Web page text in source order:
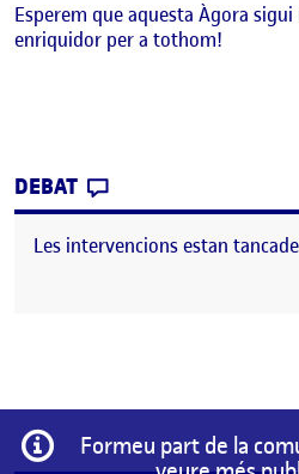
Esperem que aquesta Àgora
enriquidor per a tothom!
DEBAT
Les intervencions estan
Informació
Formeu part de la